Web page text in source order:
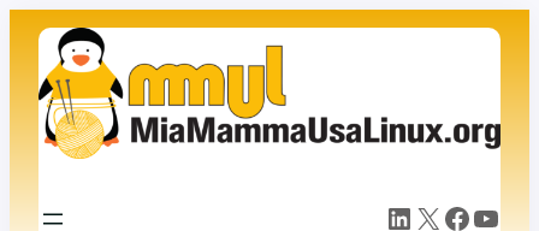
contenuto
LinkedIn X Facebook YouTube